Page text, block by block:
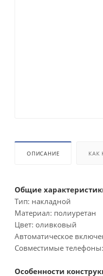
ОПИСАНИЕ КАК
Общие
Тип: накладной
Материал: полиуретан
Цвет: оливковый
Автоматическое
Совместимые телефоны:
Особенности